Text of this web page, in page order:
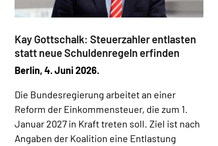
Kay Gottschalk: Steuerzahler entlasten
statt neue Schuldenregeln erfinden
Berlin, 4. Juni 2026.
Die Bundesregierung arbeitet an einer
Reform der Einkommensteuer, die zum 1.
Januar 2027 in Kraft treten soll. Ziel ist nach
Angaben der Koalition eine Entlastung